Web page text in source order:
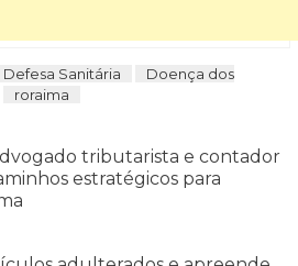
Defesa Sanitária
Doença dos
roraima
tributarista e contador
estratégicos para